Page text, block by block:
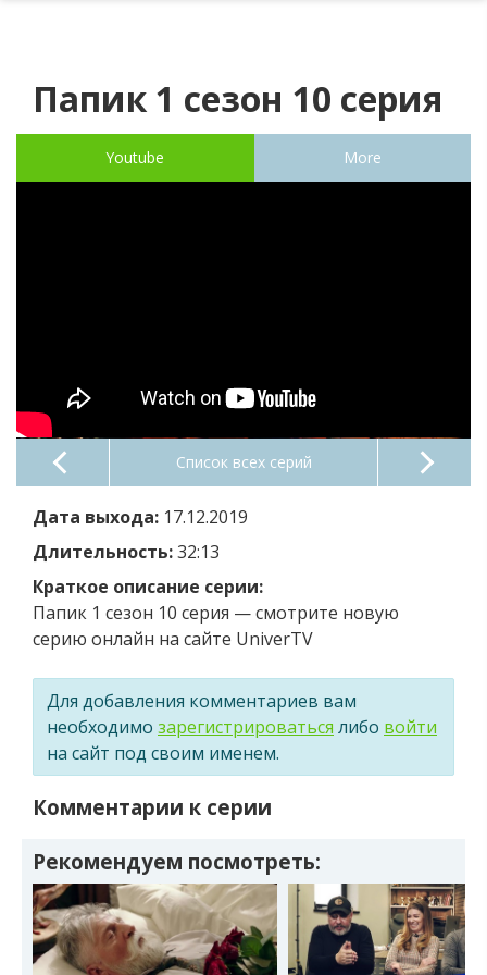
Папик 1 сезон 10 серия
Youtube More
Список всех серий
Дата выхода: 17.12.2019
Длительность:32:13
Краткое описание серии:
Папик 1 сезон 10 серия — смотрите новую
серию онлайн на сайте UniverTV
Для добавления комментариев вам
необходимо зарегистрироваться либо войти
на сайт под своим именем.
Комментарии к серии
Рекомендуем посмотреть: